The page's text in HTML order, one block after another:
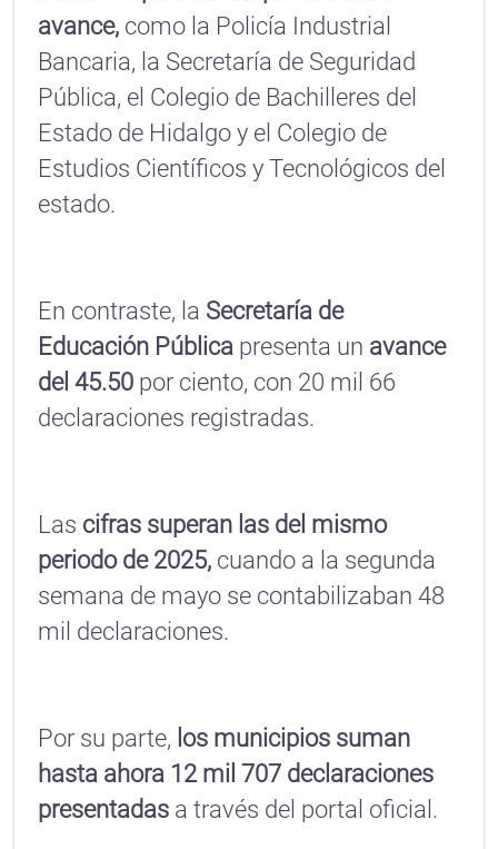
avance, como la Policía Industrial
Bancaria, la Secretaría de Seguridad
Pública, el Colegio de Bachilleres del
Estado de Hidalgo y el Colegio de
Estudios Científicos y Tecnológicos del
estado.
En contraste, la Secretaría de
Educación Pública presenta un avance
del 45.50 por ciento, con 20 mil 66
declaraciones registradas.
Las cifras superan las del mismo
periodo de 2025, cuando a la segunda
semana de mayo se contabilizaban 48
mil declaraciones.
Por su parte, los municipios suman
hasta ahora 12 mil 707 declaraciones
presentadas a través del portal oficial.